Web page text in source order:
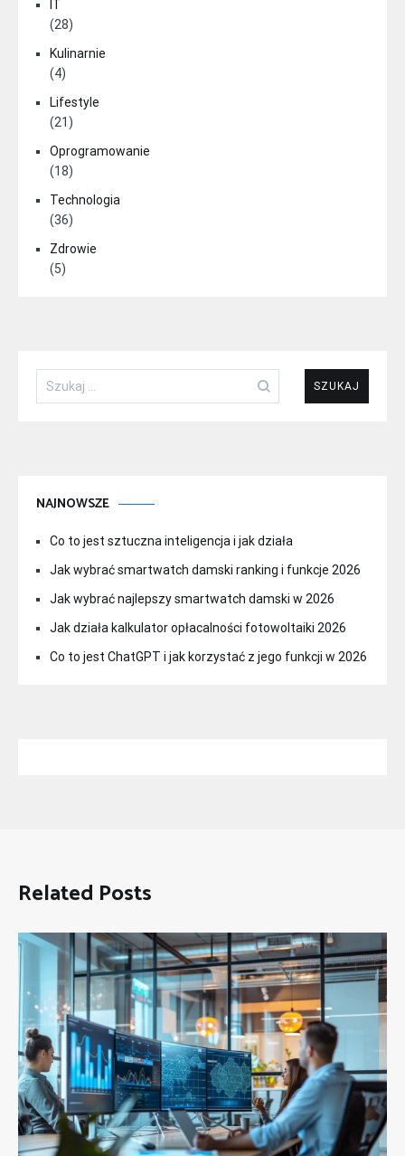
IT
(28)
Kulinarnie
(4)
Lifestyle
(21)
Oprogramowanie
(18)
Technologia
(36)
Zdrowie
(5)
Szukaj:
NAJNOWSZE
Co to jest sztuczna inteligencja i jak działa
Jak wybrać smartwatch damski ranking i funkcje 2026
Jak wybrać najlepszy smartwatch damski w 2026
Jak działa kalkulator opłacalności fotowoltaiki 2026
Co to jest ChatGPT i jak korzystać z jego funkcji w 2026
Related Posts